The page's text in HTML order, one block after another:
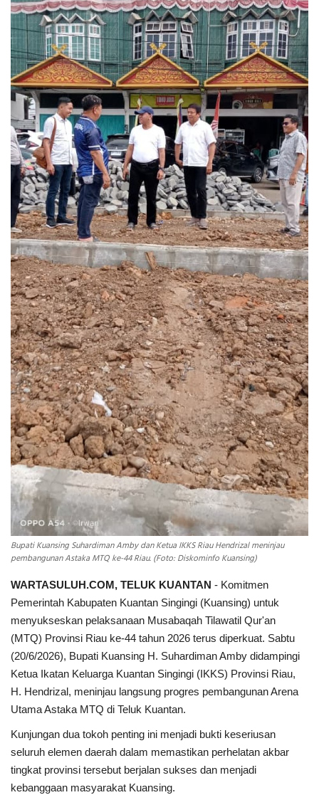
HEALTHY
Bupati Kuansing Suhardiman Amby dan Ketua IKKS Riau Hendrizal meninjau
pembangunan Astaka MTQ ke-44 Riau. (Foto: Diskominfo Kuansing)
WARTASULUH.COM, TELUK KUANTAN - Komitmen
Pemerintah Kabupaten Kuantan Singingi (Kuansing) untuk
menyukseskan pelaksanaan Musabaqah Tilawatil Qur'an
(MTQ) Provinsi Riau ke-44 tahun 2026 terus diperkuat. Sabtu
(20/6/2026), Bupati Kuansing H. Suhardiman Amby didampingi
Ketua Ikatan Keluarga Kuantan Singingi (IKKS) Provinsi Riau,
H. Hendrizal, meninjau langsung progres pembangunan Arena
Utama Astaka MTQ di Teluk Kuantan.
Kunjungan dua tokoh penting ini menjadi bukti keseriusan
seluruh elemen daerah dalam memastikan perhelatan akbar
tingkat provinsi tersebut berjalan sukses dan menjadi
kebanggaan masyarakat Kuansing.